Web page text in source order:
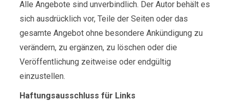
Alle Angebote sind unverbindlich. Der Autor behält es
sich ausdrücklich vor, Teile der Seiten oder das
gesamte Angebot ohne besondere Ankündigung zu
verändern, zu ergänzen, zu löschen oder die
Veröffentlichung zeitweise oder endgültig
einzustellen.
Haftungsausschluss für Links